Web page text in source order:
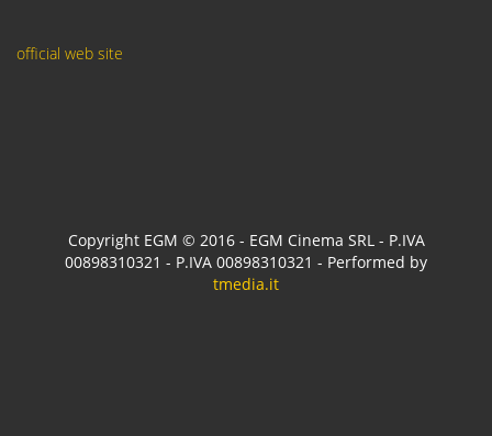
official web site
Copyright EGM © 2016 - EGM Cinema SRL - P.IVA
00898310321 - P.IVA 00898310321 - Performed by
tmedia.it